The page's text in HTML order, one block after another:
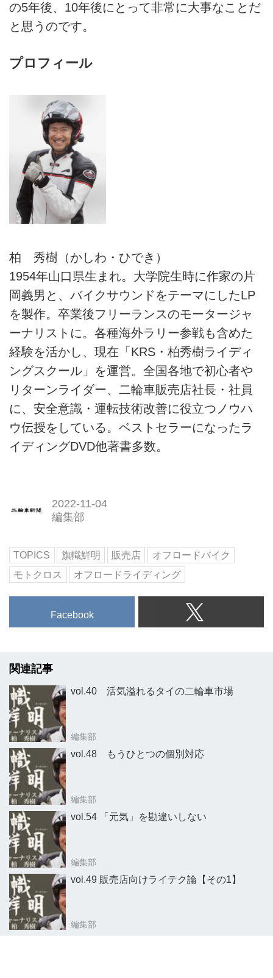
の5年後、10年後にとって非常に大事なことだ
と思うのです。
プロフィール
柏 秀樹（かしわ・ひでき）
1954年山口県生まれ。大学院生時に作家の片
岡義男と、バイクサウンドをテーマにしたLP
を製作。卒業後フリーランスのモータージャ
ーナリストに。各種海外ラリー参戦も含めた
経験を活かし、現在「KRS・柏秀樹ライディ
ングスクール」を運営。全国各地で初心者や
リターンライダー、二輪車販売店社長・社員
に、安全意識・運転技術改善に役立つノウハ
ウ伝授をしている。ベストセラーになったラ
イディングDVD他著書多数。
2022-11-04
編集部
TOPICS 旗幟鮮明 販売店
オフロードバイク
モトクロス
オフロードライディング
Facebook
関連記事
vol.40 活気溢れるタイの二輪車市場
編集部
vol.48 もうひとつの個別対応
編集部
vol.54 「元気」を勘違いしない
編集部
vol.49 販売店向けライテク論【その1】
編集部